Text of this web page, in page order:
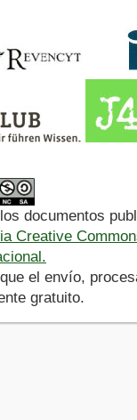
documentos
Creative
el envío,
gratuito.